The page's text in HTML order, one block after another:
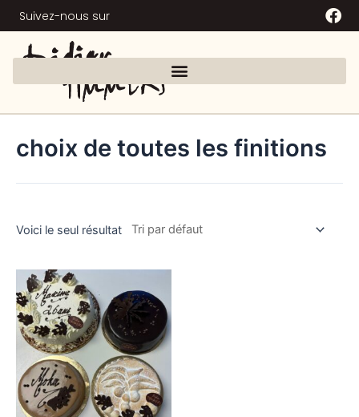
Suivez-nous sur
choix de toutes les finitions
Voici le seul résultat